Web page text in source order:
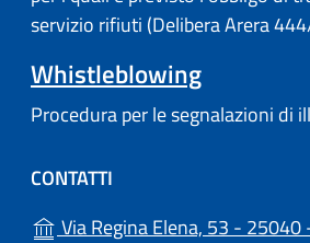
servizio rifiuti (Delibera Arera
Whistleblowing
Procedura per le segnalazioni di
CONTATTI
Via Regina Elena, 53 - 25040 -